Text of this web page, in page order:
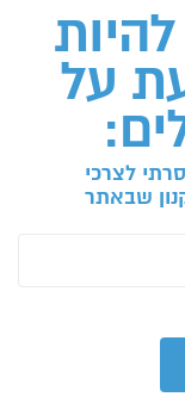
על
לצרכי
שבאתר